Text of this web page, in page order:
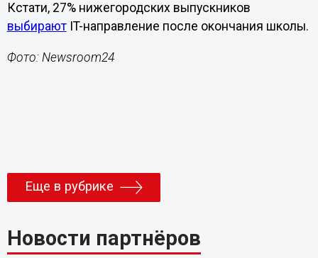
Кстати, 27% нижегородских выпускников
выбираютIT-направление после окончания школы.
Фото: Newsroom24
Еще в рубрике
Новости партнёров